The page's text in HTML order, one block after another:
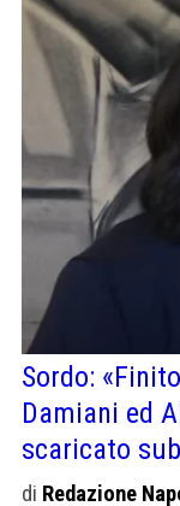
Sordo:
Damiani ed
scaricato
di Redazione